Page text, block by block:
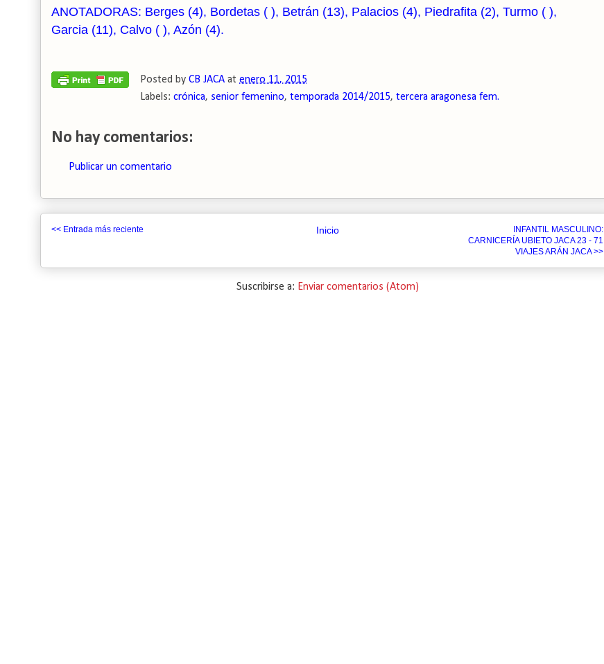
ANOTADORAS: Berges (4), Bordetas ( ), Betrán (13), Palacios (4), Piedrafita (2), Turmo ( ),
Garcia (11), Calvo ( ), Azón (4).
Posted by CB JACA at enero 11, 2015
Labels: crónica, senior femenino, temporada 2014/2015, tercera aragonesa fem.
No hay comentarios:
Publicar un comentario
<< Entrada más reciente
INFANTIL MASCULINO:
CARNICERÍA UBIETO JACA 23 - 71
VIAJES ARÁN JACA >>
Inicio
Suscribirse a: Enviar comentarios (Atom)